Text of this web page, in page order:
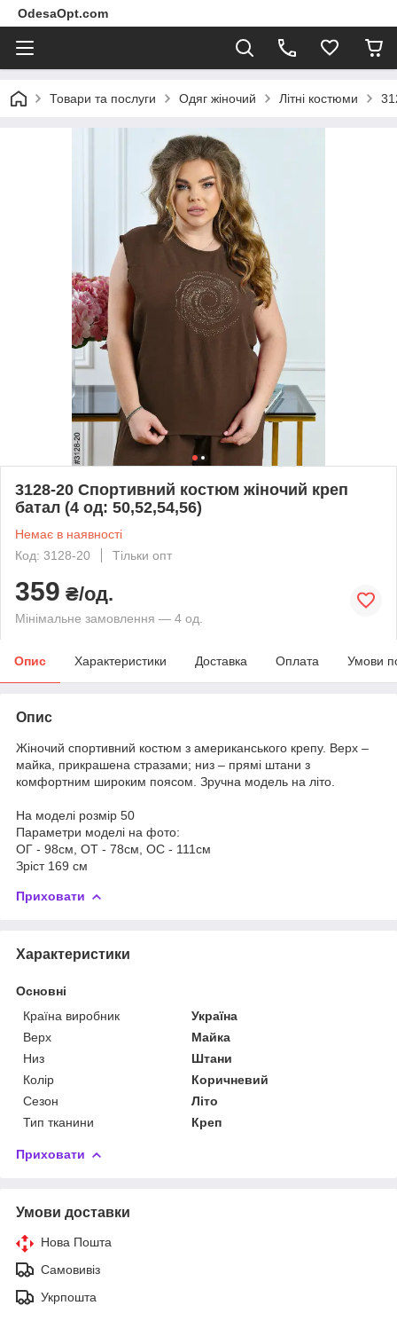
OdesaOpt.com
Товари та послуги Одяг жіночий Літні костюми
3128-20 Спортивний костюм жіночий креп
батал (4 од: 50,52,54,56)
Немає в наявності
Код: 3128-20
Тільки опт
359 ₴/од.
Мінімальне замовлення — 4 од.
Опис Характеристики Доставка Оплата Умови
Опис
Жіночий спортивний костюм з американського крепу. Верх –
майка, прикрашена стразами; низ – прямі штани з
комфортним широким поясом. Зручна модель на літо.
На моделі розмір 50
Параметри моделі на фото:
ОГ - 98см, ОТ - 78см, ОС - 111см
Зріст 169 см
Приховати
Характеристики
Основні
Країна виробник
Україна
Верх
Майка
Низ
Штани
Колір
Коричневий
Сезон
Літо
Тип тканини
Креп
Приховати
Умови доставки
Нова Пошта
Самовивіз
Укрпошта